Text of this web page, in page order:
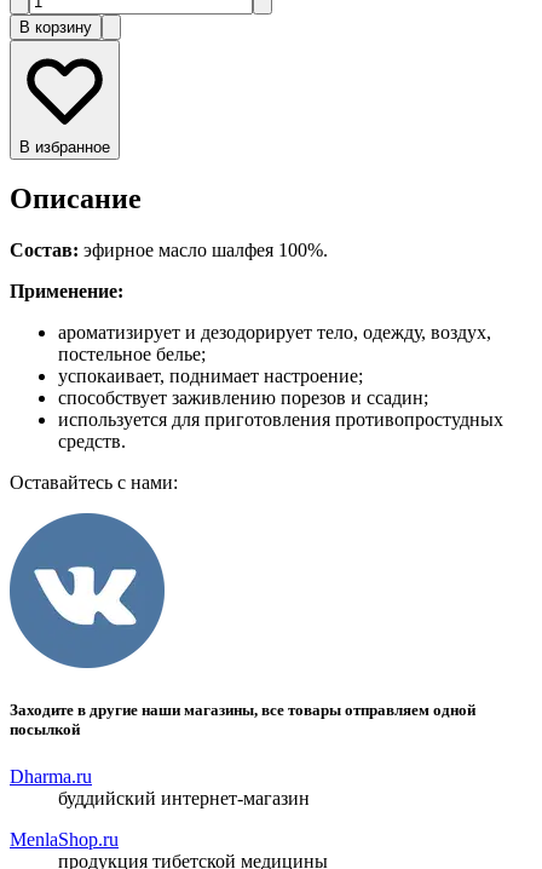
В корзину
В избранное
Описание
Состав: эфирное масло шалфея 100%.
Применение:
ароматизирует и дезодорирует тело, одежду, воздух,
постельное белье;
успокаивает, поднимает настроение;
способствует заживлению порезов и ссадин;
используется для приготовления противопростудных
средств.
Оставайтесь с нами:
Заходите в другие наши магазины, все товары отправляем одной
посылкой
Dharma.ru
буддийский интернет-магазин
MenlaShop.ru
продукция тибетской медицины